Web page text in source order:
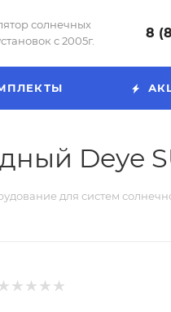
солнечных
с 2005г.
8
Deye
для систем